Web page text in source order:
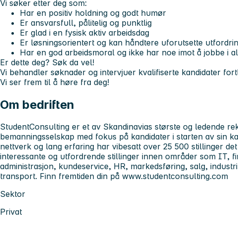
Vi søker etter deg som:
Har en positiv holdning og godt humør
Er ansvarsfull, pålitelig og punktlig
Er glad i en fysisk aktiv arbeidsdag
Er løsningsorientert og kan håndtere uforutsette
Har en god arbeidsmoral og ikke har noe imot å jobbe i
Er dette deg? Søk da vel!
Vi behandler søknader og intervjuer kvalifiserte kandidater
Vi ser frem til å høre fra deg!
Om bedriften
StudentConsulting er et av Skandinavias største og ledende
bemanningsselskap med fokus på kandidater i starten av sin
nettverk og lang erfaring har vibesatt over 25 500 stillinger
interessante og utfordrende stillinger innen områder som IT,
administrasjon, kundeservice, HR, markedsføring, salg,
transport. Finn fremtiden din på www.studentconsulting.com
Sektor
Privat